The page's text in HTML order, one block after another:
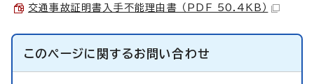
交通事故証明書入手不能理由書 （PDF 50.4KB）
このページに関するお問い合わせ